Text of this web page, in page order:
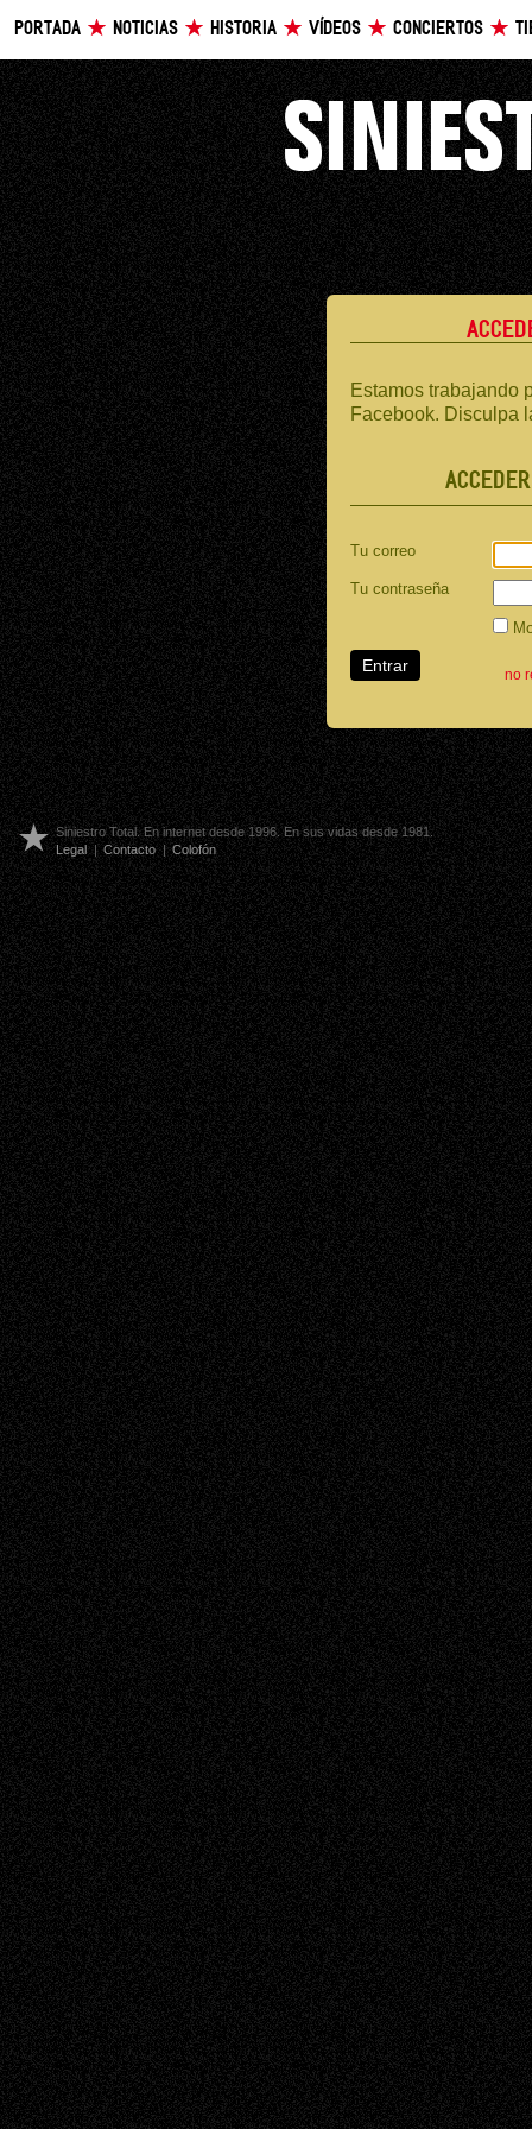
PORTADA NOTICIAS HISTORIA VÍDEOS CONCIERTOS
Estamos trabajando
Facebook. Disculpa
Tu correo
Tu contraseña
no
Siniestro Total. En internet desde 1996. En sus vidas desde 1981.
Legal | Contacto | Colofón